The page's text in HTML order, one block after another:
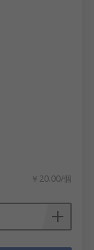
￥20.00/個